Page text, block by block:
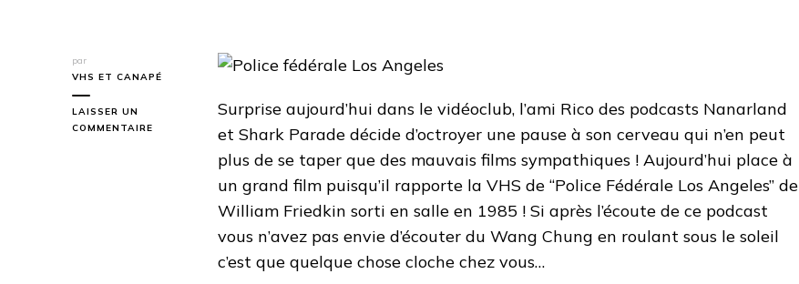
par
VHS ET CANAPÉ
LAISSER UN
COMMENTAIRE
Surprise aujourd’hui dans le vidéoclub, l’ami Rico des podcasts Nanarland
et Shark Parade décide d’octroyer une pause à son cerveau qui n’en peut
plus de se taper que des mauvais films sympathiques ! Aujourd’hui place à
un grand film puisqu’il rapporte la VHS de “Police Fédérale Los Angeles” de
William Friedkin sorti en salle en 1985 ! Si après l’écoute de ce podcast
vous n’avez pas envie d’écouter du Wang Chung en roulant sous le soleil
c’est que quelque chose cloche chez vous…